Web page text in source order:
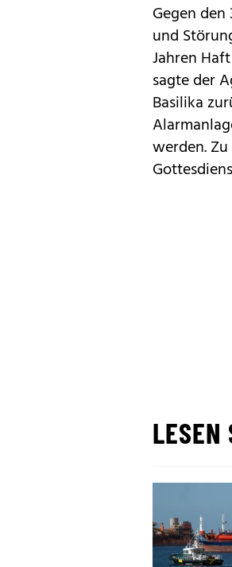
Gegen
und
Jahren
sagte der
Basilika
werden.
LESEN